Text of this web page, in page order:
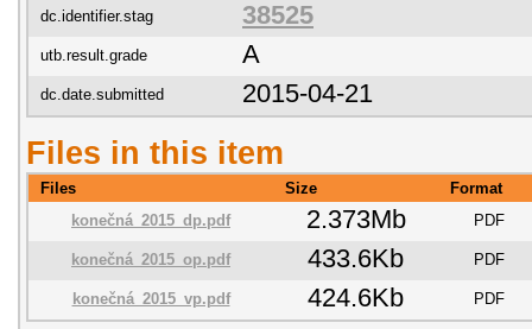
dc.identifier.stag 38525
utb.result.grade A
dc.date.submitted 2015-04-21
Files in this item
Files Size
Format
konečná_2015_dp.pdf
2.373Mb PDF
konečná_2015_op.pdf 433.6Kb PDF
konečná_2015_vp.pdf 424.6Kb PDF